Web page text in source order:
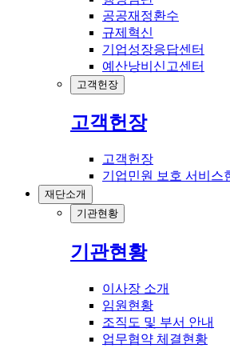
공공재정환수
규제혁신
기업성장응답센터
예산낭비신고센터
고객헌장
고객헌장
고객헌장
기업민원 보호 서비스
재단소개
기관현황
기관현황
이사장 소개
임원현황
조직도 및 부서 안내
업무협약 체결현황